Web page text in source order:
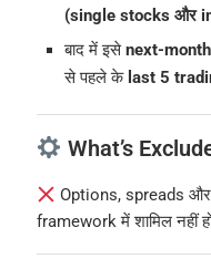
(single stocks और
बाद में इसेnext-
से पहले के last 5
What’s
Options, spreads
framework में शामिल नहीं